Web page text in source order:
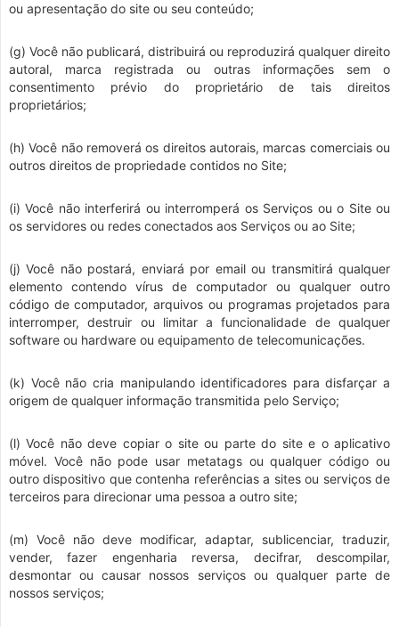
ou apresentação do site ou seu conteúdo;
(g) Você não publicará, distribuirá ou reproduzirá qualquer direito
autoral, marca registrada ou outras informações sem o
consentimento prévio do proprietário de tais direitos
proprietários;
(h) Você não removerá os direitos autorais, marcas comerciais ou
outros direitos de propriedade contidos no Site;
(i) Você não interferirá ou interromperá os Serviços ou o Site ou
os servidores ou redes conectados aos Serviços ou ao Site;
(j) Você não postará, enviará por email ou transmitirá qualquer
elemento contendo vírus de computador ou qualquer outro
código de computador, arquivos ou programas projetados para
interromper, destruir ou limitar a funcionalidade de qualquer
software ou hardware ou equipamento de telecomunicações.
(k) Você não cria manipulando identificadores para disfarçar a
origem de qualquer informação transmitida pelo Serviço;
(l) Você não deve copiar o site ou parte do site e o aplicativo
móvel. Você não pode usar metatags ou qualquer código ou
outro dispositivo que contenha referências a sites ou serviços de
terceiros para direcionar uma pessoa a outro site;
(m) Você não deve modificar, adaptar, sublicenciar, traduzir,
vender, fazer engenharia reversa, decifrar, descompilar,
desmontar ou causar nossos serviços ou qualquer parte de
nossos serviços;